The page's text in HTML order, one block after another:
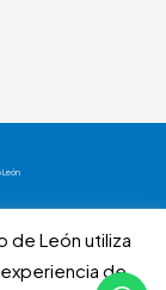
León
de León utiliza
de